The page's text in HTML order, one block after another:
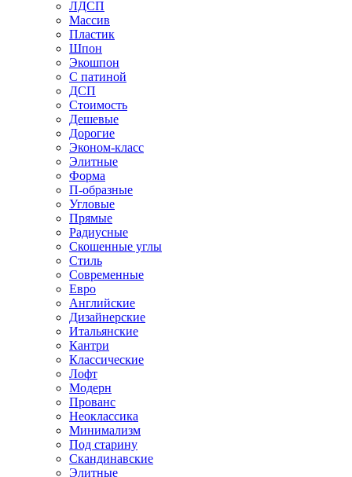
ЛДСП
Массив
Пластик
Шпон
Экошпон
С патиной
ДСП
Стоимость
Дешевые
Дорогие
Эконом-класс
Элитные
Форма
П-образные
Угловые
Прямые
Радиусные
Скошенные углы
Стиль
Современные
Евро
Английские
Дизайнерские
Итальянские
Кантри
Классические
Лофт
Модерн
Прованс
Неоклассика
Минимализм
Под старину
Скандинавские
Элитные